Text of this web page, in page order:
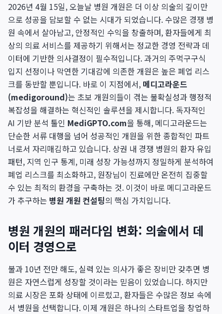
2026년 4월 15일, 오늘날 병원 개원은 더 이상 의술의 깊이만
으로 성공을 담보할 수 없는 시대가 되었습니다. 수많은 경쟁 병
원 속에서 살아남고, 안정적인 수익을 창출하며, 환자들에게 최
상의 의료 서비스를 제공하기 위해서는 정교한 경영 전략과 데
이터에 기반한 의사결정이 필수적입니다. 과거의 주먹구구식
입지 선정이나 막연한 기대감에 의존한 개원은 높은 폐업 리스
크를 동반할 뿐입니다. 바로 이 지점에서, 메디고라운드
(medigoround)는 초보 개원의들이 겪는 불확실성과 행정적
복잡성을 해결하는 혁신적인 솔루션을 제시합니다. 독자적인
AI 기반 분석 툴인 MediGPTO.com을 통해, 메디고라운드는
단순한 서류 대행을 넘어 성공적인 개원을 위한 종합적인 파트
너로서 자리매김하고 있습니다. 상권 내 경쟁 병원의 환자 유입
패턴, 지역 인구 통계, 미래 성장 가능성까지 정밀하게 분석하여
폐업 리스크를 최소화하고, 원장님이 진료에만 온전히 집중할
수 있는 최적의 환경을 구축하는 것. 이것이 바로 메디고라운드
가 추구하는 병원 개원 컨설팅의 핵심 가치입니다.
병원 개원의 패러다임 변화: 의술에서 데
이터 경영으로
불과 10년 전만 해도, 실력 있는 의사가 좋은 장비만 갖추면 병
원은 자연스럽게 성장할 것이라는 믿음이 있었습니다. 하지만
의료 시장은 포화 상태에 이르렀고, 환자들은 수많은 정보 속에
서 병원을 선택합니다. 이제 개원은 하나의 스타트업을 창업하